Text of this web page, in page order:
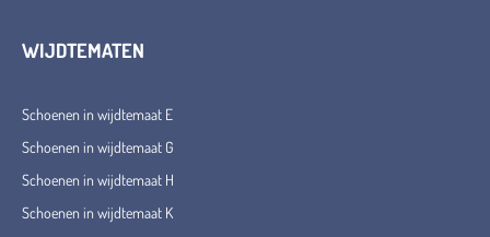
WIJDTEMATEN
Schoenen in wijdtemaat E
Schoenen in wijdtemaat G
Schoenen in wijdtemaat H
Schoenen in wijdtemaat K